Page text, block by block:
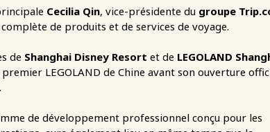
Cecilia Qin, vice-présidente du groupe
de produits et de services de voyage.
de Shanghai Disney Resort et de LEGOLAND
LEGOLAND de Chine avant son ouverture
de développement professionnel conçu pour les